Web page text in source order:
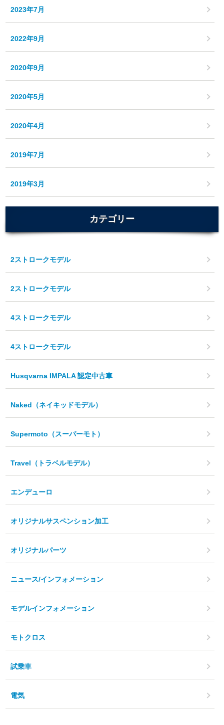
2023年7月
2022年9月
2020年9月
2020年5月
2020年4月
2019年7月
2019年3月
カテゴリー
2ストロークモデル
2ストロークモデル
4ストロークモデル
4ストロークモデル
Husqvarna IMPALA 認定中古車
Naked（ネイキッドモデル）
Supermoto（スーパーモト）
Travel（トラベルモデル）
エンデューロ
オリジナルサスペンション加工
オリジナルパーツ
ニュース/インフォメーション
モデルインフォメーション
モトクロス
試乗車
電気